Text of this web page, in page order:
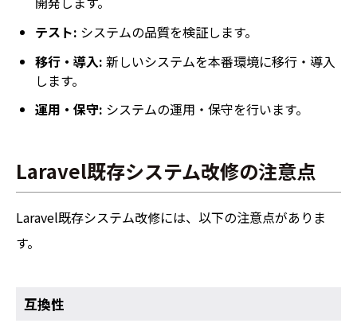
テスト: システムの品質を検証します。
移行・導入: 新しいシステムを本番環境に移行・導入
します。
運用・保守: システムの運用・保守を行います。
Laravel既存システム改修の注意点
Laravel既存システム改修には、以下の注意点がありま
す。
互換性